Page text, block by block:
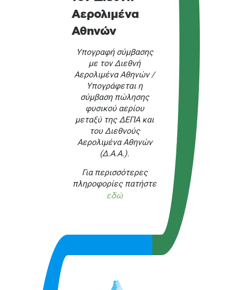
Αερολιμένα
Αθηνών
Υπογραφή σύμβασης
με τον Διεθνή
Αερολιμένα Αθηνών /
Υπογράφεται η
σύμβαση πώλησης
φυσικού αερίου
μεταξύ της ΔΕΠΑ και
του Διεθνούς
Αερολιμένα Αθηνών
(Δ.Α.Α.).
Για περισσότερες
πληροφορίες πατήστε
εδώ